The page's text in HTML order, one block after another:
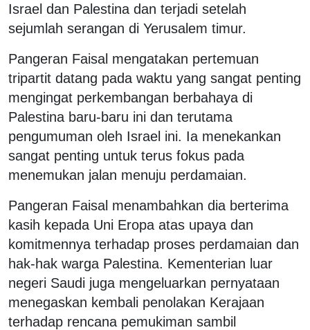
Israel dan Palestina dan terjadi setelah
sejumlah serangan di Yerusalem timur.
Pangeran Faisal mengatakan pertemuan
tripartit datang pada waktu yang sangat penting
mengingat perkembangan berbahaya di
Palestina baru-baru ini dan terutama
pengumuman oleh Israel ini. Ia menekankan
sangat penting untuk terus fokus pada
menemukan jalan menuju perdamaian.
Pangeran Faisal menambahkan dia berterima
kasih kepada Uni Eropa atas upaya dan
komitmennya terhadap proses perdamaian dan
hak-hak warga Palestina. Kementerian luar
negeri Saudi juga mengeluarkan pernyataan
menegaskan kembali penolakan Kerajaan
terhadap rencana pemukiman sambil